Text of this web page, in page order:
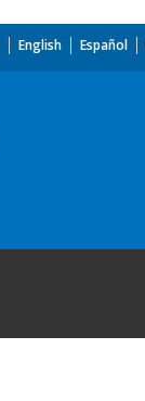
English Español